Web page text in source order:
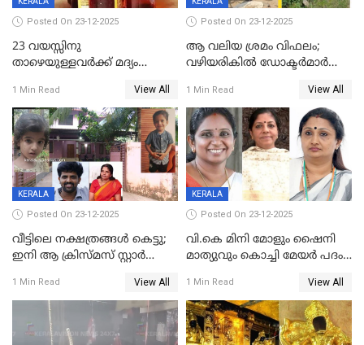
Posted On 23-12-2025
23 വയസ്സിനു
താഴെയുള്ളവർക്ക് മദ്യം
നടപടി;സ്ഥാപനങ്ങൾക്കെതിരെ
രണ്ട് കേസുകൾ
1 Min Read View All
Posted On 23-12-2025
ആ വലിയ ശ്രമം വിഫലം;
വഴിയരികില്‍ ‌ഡോക്ടര്‍മാര്‍
മരണത്തിന് കീഴടങ്ങി
1 Min Read View All
KERALA
Posted On 23-12-2025
വീട്ടിലെ നക്ഷത്രങ്ങൾ കെട്ടു;
ഇനി ആ ക്രിസ്മസ് സ്റ്റാർ
വേണ്ടിയുള്ള
പിടിവലിക്കിടയിൽ
അപ്പൂപ്പനെതിരെ പോക്സോ
കേസ് ഒടുവിൽ 4 ജീവനുകൾ
1 Min Read View All
KERALA
Posted On 23-12-2025
വി.കെ മിനി മോളും ഷൈനി
മാത്യുവും കൊച്ചി മേയർ പദം
മേയറാകില്ല
1 Min Read View All